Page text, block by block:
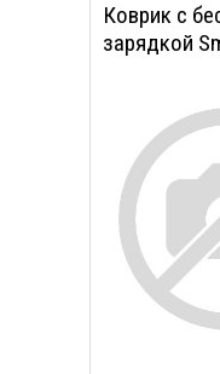
Коврик с
зарядкой